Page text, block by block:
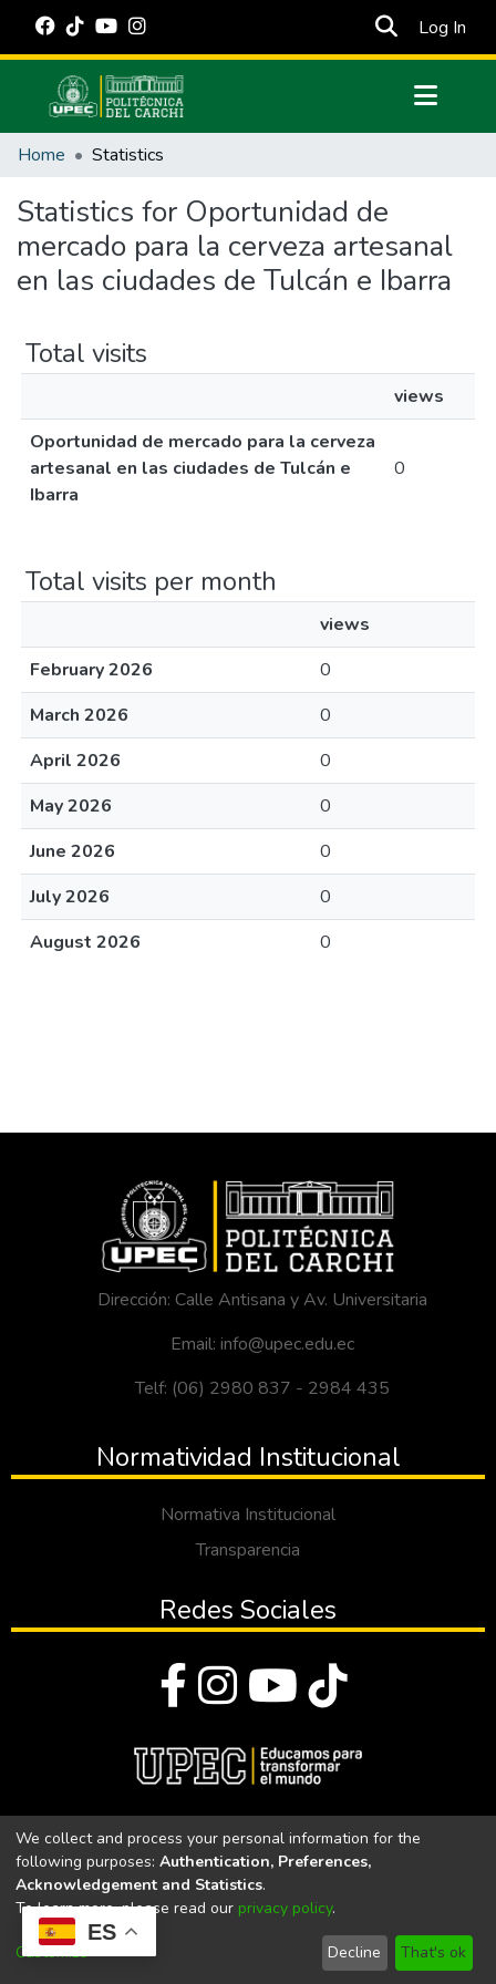
ES
Log In
Communities & Collections
Estadísticas Externas
Manuales
Home Statistics
Statistics for Oportunidad de
mercado para la cerveza artesanal
en las ciudades de Tulcán e Ibarra
Total visits
views
Oportunidad de mercado para la cerveza
artesanal en las ciudades de Tulcán e
Ibarra
0
Total visits per month
views
February 2026
0
March 2026
0
April 2026
0
May 2026
0
June 2026
0
July 2026
0
August 2026
0
Dirección: Calle Antisana y Av. Universitaria
Email: info@upec.edu.ec
Telf: (06) 2980 837 - 2984 435
Normatividad Institucional
Normativa Institucional
Transparencia
Redes Sociales
Universidad Politécnica Estatal del Carchi
Universidad Politécnica Estatal del Carchi | Acreditada por el
CACES Resolución N°. 160-SE-33-CACES-2020
We collect and process your personal information for the
following purposes: Authentication, Preferences,
Acknowledgement and Statistics.
To learn more, please read our privacy policy.
Customize Decline That's ok